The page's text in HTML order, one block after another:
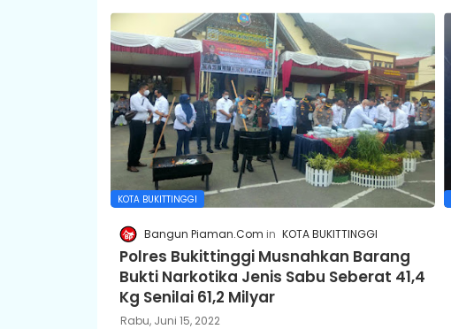
KOTA BUKITTINGGI
Bangun Piaman.Com KOTA BUKITTINGGI
Polres Bukittinggi Musnahkan Barang
Bukti Narkotika Jenis Sabu Seberat 41,4
Kg Senilai 61,2 Milyar
Rabu, Juni 15, 2022